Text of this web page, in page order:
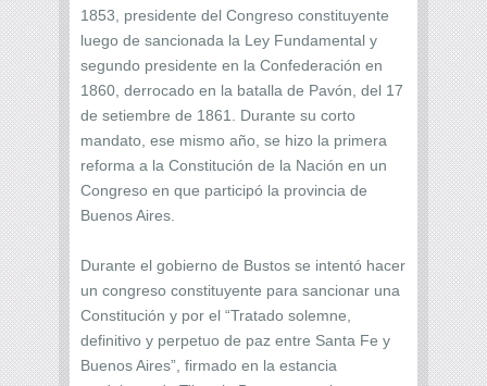
1853, presidente del Congreso constituyente
luego de sancionada la Ley Fundamental y
segundo presidente en la Confederación en
1860, derrocado en la batalla de Pavón, del 17
de setiembre de 1861. Durante su corto
mandato, ese mismo año, se hizo la primera
reforma a la Constitución de la Nación en un
Congreso en que participó la provincia de
Buenos Aires.
Durante el gobierno de Bustos se intentó hacer
un congreso constituyente para sancionar una
Constitución y por el “Tratado solemne,
definitivo y perpetuo de paz entre Santa Fe y
Buenos Aires”, firmado en la estancia